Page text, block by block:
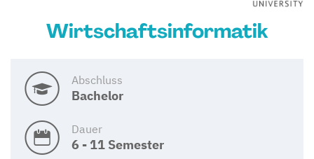
Wirtschaftsinformatik
Abschluss
Bachelor
Dauer
6 - 11 Semester